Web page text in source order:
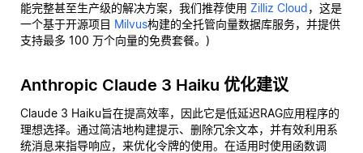
能完整甚至生产级的解决方案，我们推荐使用 Zilliz Cloud，这是
一个基于开源项目 Milvus构建的全托管向量数据库服务，并提供
支持最多 100 万个向量的免费套餐。)
Anthropic Claude 3 Haiku 优化建议
Claude 3 Haiku旨在提高效率，因此它是低延迟RAG应用程序的
理想选择。通过简洁地构建提示、删除冗余文本，并有效利用系
统消息来指导响应，来优化令牌的使用。在适用时使用函数调